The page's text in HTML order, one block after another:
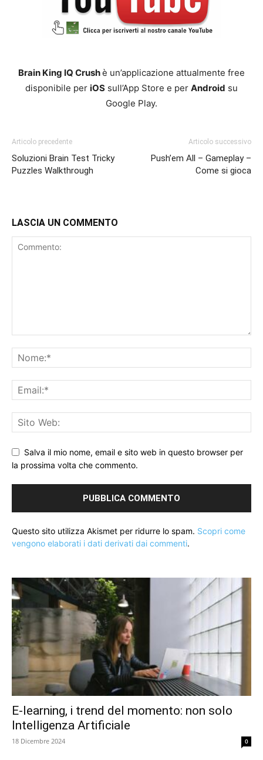
Brain King IQ Crushè un’applicazione attualmente free
disponibile per iOS sull’App Store e per Android su
Google Play.
Articolo precedente
Soluzioni Brain Test Tricky
Puzzles Walkthrough
Articolo successivo
Push’em All – Gameplay –
Come si gioca
LASCIA UN COMMENTO
Salva il mio nome, email e sito web in questo browser per
la prossima volta che commento.
Questo sito utilizza Akismet per ridurre lo spam. Scopri come
vengono elaborati i dati derivati dai commenti.
E-learning, i trend del momento: non solo
Intelligenza Artificiale
18 Dicembre 2024 0